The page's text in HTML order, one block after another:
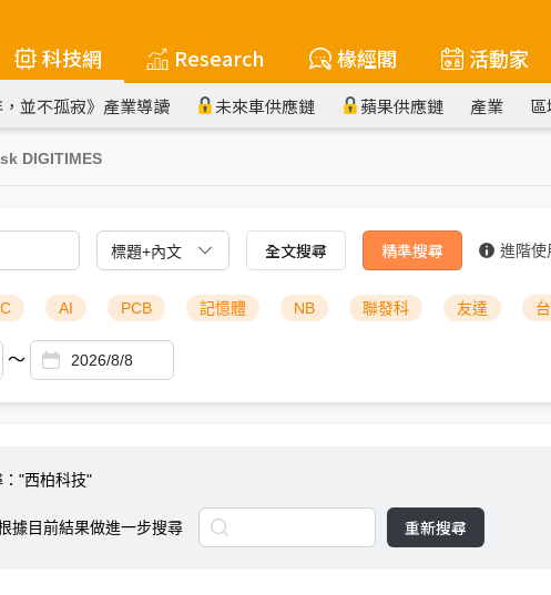
科技網 Research 椽經閣 活動家
，並不孤寂》產業導讀 未來車供應鏈 蘋果供應鏈 產業
DIGITIMES
全文搜尋 精準搜尋 進階使
AI PCB 記憶體 NB 聯發科 友達
～
："西柏科技"
據目前結果做進一步搜尋 重新搜尋